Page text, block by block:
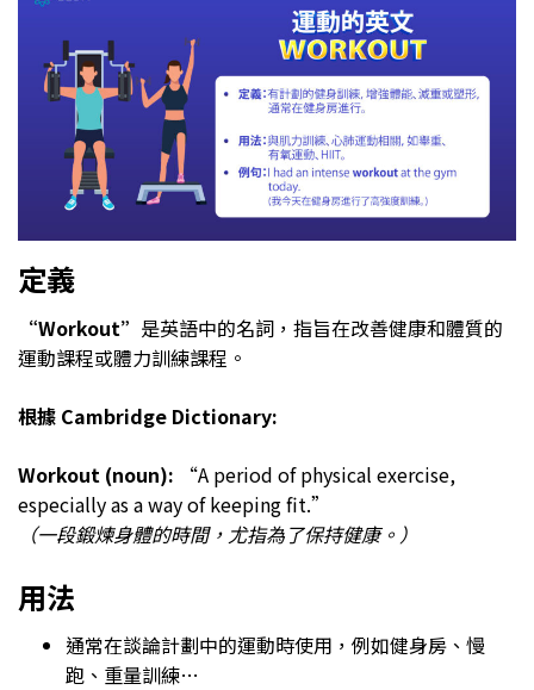
定義
“Workout” 是英語中的名詞，指旨在改善健康和體質的
運動課程或體力訓練課程。
根據 Cambridge Dictionary:
Workout (noun): “A period of physical exercise,
especially as a way of keeping fit.”
（一段鍛煉身體的時間，尤指為了保持健康。）
用法
通常在談論計劃中的運動時使用，例如健身房、慢
跑、重量訓練…